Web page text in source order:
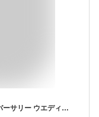
ハートバルーン 風船 25cm 100個入り アニバーサリー ウエディング 飾り付け 誕生日 結婚式 二次会 前撮り パーティー イベント プロポーズ ゴム風船 割れにくい ぺたんこ配送 送料無料 1000円ポッキリ